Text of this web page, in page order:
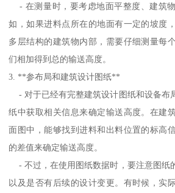
- 在测量时，要考虑地面平整度、建筑
如，如果进料点所在的地面有一定的坡度
多层结构的建筑物内部，需要仔细测量每
们相加得到总的输送高度。
3. **参布局和建筑设计图纸**
- 对于已经有完整建筑设计图纸和设备布
纸中获取相关信息来确定输送高度。在建
面图中，能够找到进料和出料位置的标高
的差值来确定输送高度。
- 不过，在使用图纸数据时，要注意图纸
以及是否有后续的设计变更。有时候，实